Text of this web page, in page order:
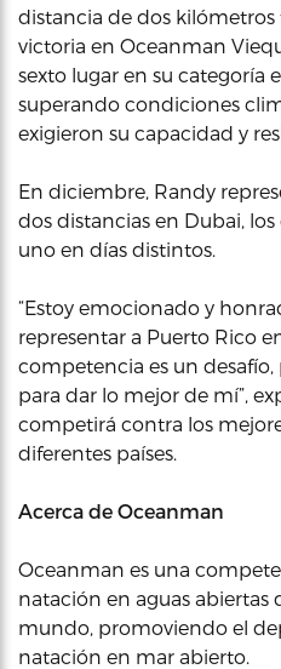
distancia de dos kilómetros
victoria en Oceanman
sexto lugar en su categoría
superando condiciones
exigieron su capacidad y
En diciembre, Randy
dos distancias en Dubai,
uno en días distintos.
“Estoy emocionado y
representar a Puerto Rico
competencia es un
para dar lo mejor de mí”,
competirá contra los
diferentes países.
Acerca de Oceanman
Oceanman es una
natación en aguas abiertas
mundo, promoviendo el
natación en mar abierto.